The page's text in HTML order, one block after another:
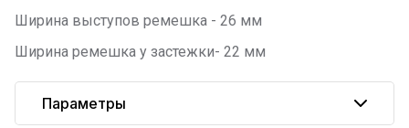
Ширина выступов ремешка - 26 мм
Ширина ремешка у застежки- 22 мм
Параметры